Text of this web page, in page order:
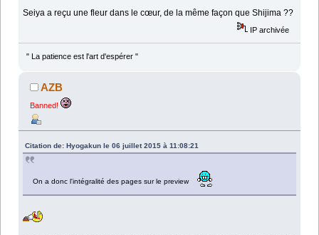
Seiya a reçu une fleur dans le cœur, de la même façon que Shijima ??
IP archivée
" La patience est l'art d'espérer "
AZB
Banned!
Citation de: Hyogakun le 06 juillet 2015 à 11:08:21
On a donc l'intégralité des pages sur le preview